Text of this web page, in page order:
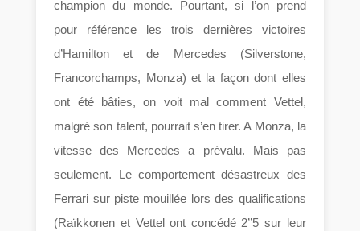
champion du monde. Pourtant, si l’on prend
pour référence les trois dernières victoires
d’Hamilton et de Mercedes (Silverstone,
Francorchamps, Monza) et la façon dont elles
ont été bâties, on voit mal comment Vettel,
malgré son talent, pourrait s’en tirer. A Monza, la
vitesse des Mercedes a prévalu. Mais pas
seulement. Le comportement désastreux des
Ferrari sur piste mouillée lors des qualifications
(Raïkkonen et Vettel ont concédé 2’’5 sur leur